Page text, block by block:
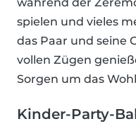
spielen und vieles
das Paar und seine
vollen Zügen
Sorgen um das
Kinder-Party-